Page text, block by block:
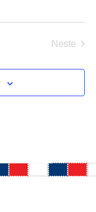
m
e
n
e
r
e
n
t
V
w
Neste